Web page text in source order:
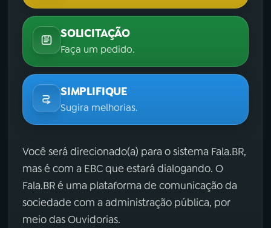
SOLICITAÇÃO
Faça um pedido.
SIMPLIFIQUE
Sugira melhorias.
Você será direcionado(a) para o sistema Fala.BR,
mas é com a EBC que estará dialogando. O
Fala.BR é uma plataforma de comunicação da
sociedade com a administração pública, por
meio das Ouvidorias.